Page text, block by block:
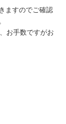
ますのでご確認
お手数ですがお